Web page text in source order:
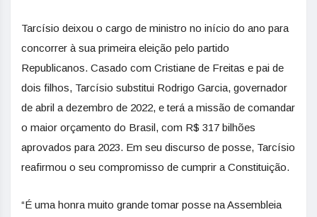
Tarcísio deixou o cargo de ministro no início do ano para
concorrer à sua primeira eleição pelo partido
Republicanos. Casado com Cristiane de Freitas e pai de
dois filhos, Tarcísio substitui Rodrigo Garcia, governador
de abril a dezembro de 2022, e terá a missão de comandar
o maior orçamento do Brasil, com R$ 317 bilhões
aprovados para 2023. Em seu discurso de posse, Tarcísio
reafirmou o seu compromisso de cumprir a Constituição.
“É uma honra muito grande tomar posse na Assembleia